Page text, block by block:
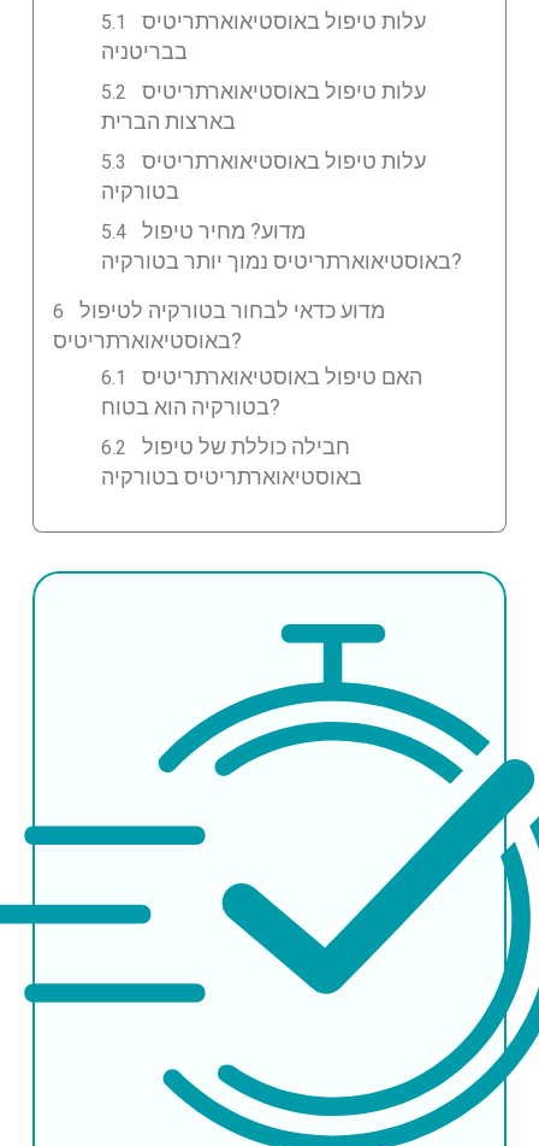
עלות טיפול באוסטיאוארתריטיס
בבריטניה
עלות טיפול באוסטיאוארתריטיס
בארצות הברית
עלות טיפול באוסטיאוארתריטיס
בטורקיה
מדוע? מחיר טיפול
באוסטיאוארתריטיס נמוך יותר בטורקיה?
מדוע כדאי לבחור בטורקיה לטיפול
באוסטיאוארתריטיס?
האם טיפול באוסטיאוארתריטיס
בטורקיה הוא בטוח?
חבילה כוללת של טיפול
באוסטיאוארתריטיס בטורקיה